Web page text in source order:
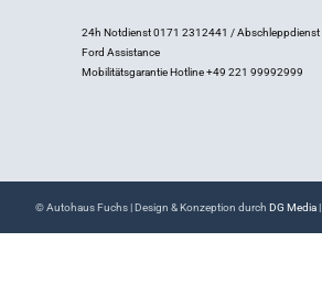
24h Notdienst 0171 2312441 / Abschleppdienst
Ford Assistance
Mobilitätsgarantie Hotline +49 221 99992999
© Autohaus Fuchs | Design & Konzeption durch DG Media|